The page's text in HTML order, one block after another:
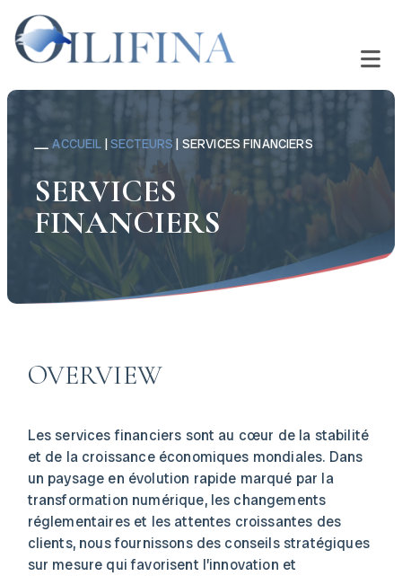
ACCUEIL |SECTEURS | SERVICES FINANCIERS
SERVICES
FINANCIERS
OVERVIEW
Les services financiers sont au cœur de la stabilité
et de la croissance économiques mondiales. Dans
un paysage en évolution rapide marqué par la
transformation numérique, les changements
réglementaires et les attentes croissantes des
clients, nous fournissons des conseils stratégiques
sur mesure qui favorisent l’innovation et